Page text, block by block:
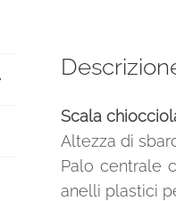
Ø
Scala
Altezza di
Palo centrale
anelli plastici